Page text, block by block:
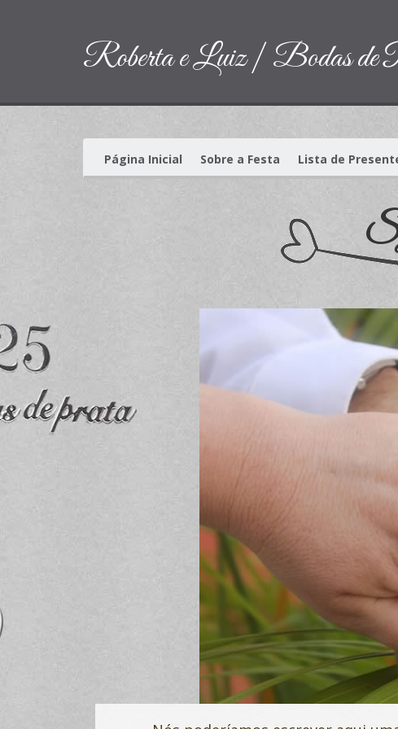
Roberta e Luiz | Bodas de
Página Inicial (current)
Sobre a Festa Lista de